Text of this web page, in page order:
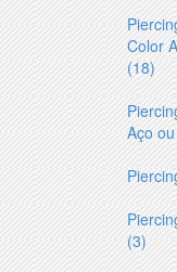
Color
(18)
Aço
(3)